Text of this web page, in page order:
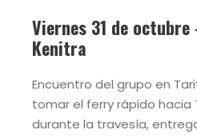
Viernes 31 de
Kenitra
Encuentro del grupo en
tomar el ferry rápido hacia
durante la travesía,